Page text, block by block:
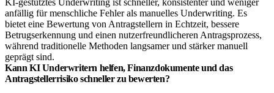
anfällig für menschliche Fehler als manuelles Underwriting. Es
bietet eine Bewertung von Antragstellern in Echtzeit, bessere
Betrugserkennung und einen nutzerfreundlicheren Antragsprozess,
während traditionelle Methoden langsamer und stärker manuell
geprägt sind.
Kann KI Underwritern helfen, Finanzdokumente und das
Antragstellerrisiko schneller zu bewerten?